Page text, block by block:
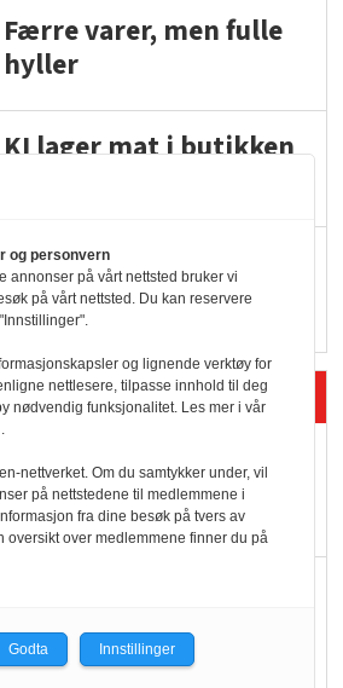
Færre varer, men fulle
hyller
KI lager mat i butikken
Q passerte 1 milliard i
Rema i 2025
Økologisk
Kolonihagens norske
yoghurt: Trues av
melkemangel
Økologisk Norge sin
hederspris
og personvern
annonser på vårt nettsted bruker vi
på vårt nettsted. Du kan reservere
og lignende verktøy for
nettlesere, tilpasse innhold til deg
nødvendig funksjonalitet. Les mer i vår
nettverket. Om du samtykker under, vil
på nettstedene til medlemmene i
fra dine besøk på tvers av
oversikt over medlemmene finner du på
Godta Innstillinger